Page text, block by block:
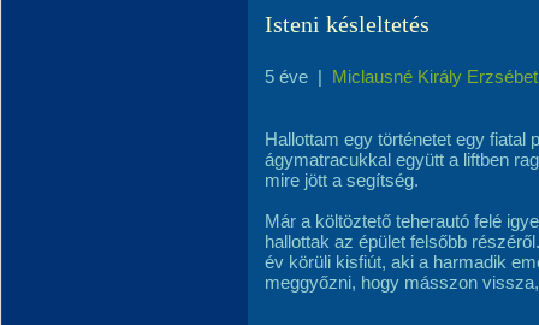
Isteni késleltetés
5 éve | Miclausné Király Erzsébet
Hallottam egy történetet egy fiatal
ágymatracukkal együtt a liftben
mire jött a segítség.
Már a költöztető teherautó felé
hallottak az épület felsőbb
év körüli kisfiút, aki a harmadik
meggyőzni, hogy másszon